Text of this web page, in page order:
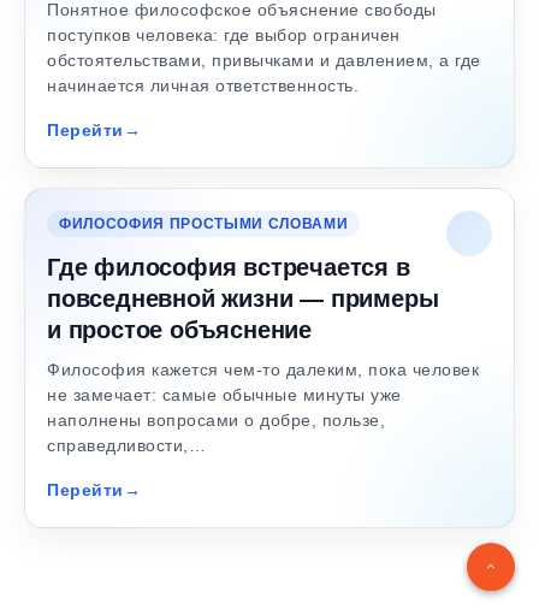
Понятное философское объяснение свободы
поступков человека: где выбор ограничен
обстоятельствами, привычками и давлением, а где
начинается личная ответственность.
Перейти
ФИЛОСОФИЯ ПРОСТЫМИ СЛОВАМИ
Где философия встречается в
повседневной жизни — примеры
и простое объяснение
Философия кажется чем-то далеким, пока человек
не замечает: самые обычные минуты уже
наполнены вопросами о добре, пользе,
справедливости,…
Перейти